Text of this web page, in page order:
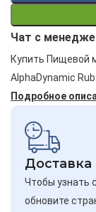
Чат с
Купить Пищевой
AlphaDynamic
Подробное
Чтобы узнать
обновите